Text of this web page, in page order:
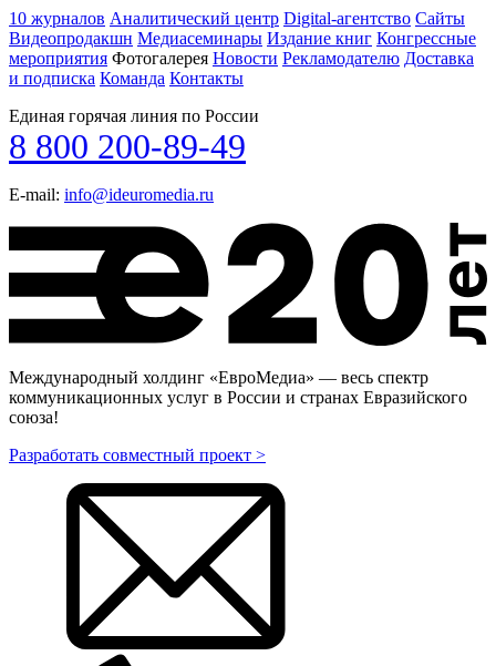
10 журналов Аналитический центр Digital-агентство Сайты
Видеопродакшн Медиасеминары Издание книг Конгрессные
мероприятия Фотогалерея Новости Рекламодателю Доставка
и подписка Команда Контакты
Единая горячая линия по России
8 800 200-89-49
E-mail: info@ideuromedia.ru
Международный холдинг «ЕвроМедиа» — весь спектр
коммуникационных услуг в России и странах Евразийского
союза!
Разработать совместный проект >